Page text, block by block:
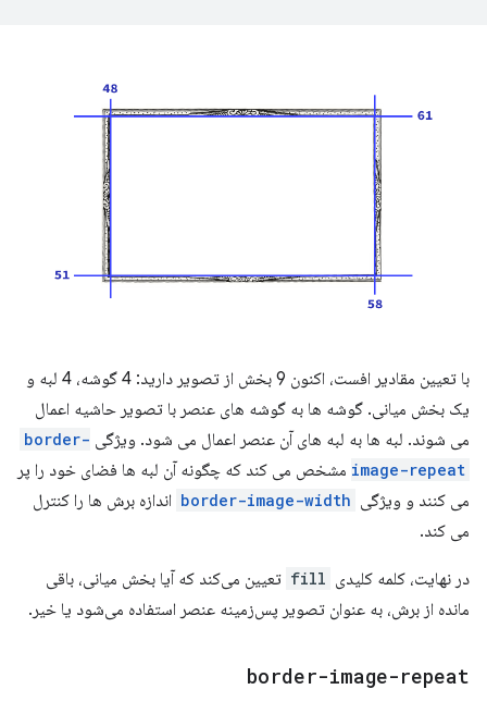
با تعیین مقادیر افست، اکنون 9 بخش از تصویر دارید: 4 گوشه، 4 لبه و
یک بخش میانی. گوشه ها به گوشه های عنصر با تصویر حاشیه اعمال
می شوند. لبه ها به لبه های آن عنصر اعمال می شود. ویژگی border-
image-repeat مشخص می کند که چگونه آن لبه ها فضای خود را پر
می کنند و ویژگی border-image-width اندازه برش ها را کنترل
می کند.
در نهایت، کلمه کلیدی fill تعیین می‌کند که آیا بخش میانی، باقی
مانده از برش، به عنوان تصویر پس‌زمینه عنصر استفاده می‌شود یا خیر.
border-image-repeat